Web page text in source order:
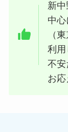
新
中
（
利
不
お応